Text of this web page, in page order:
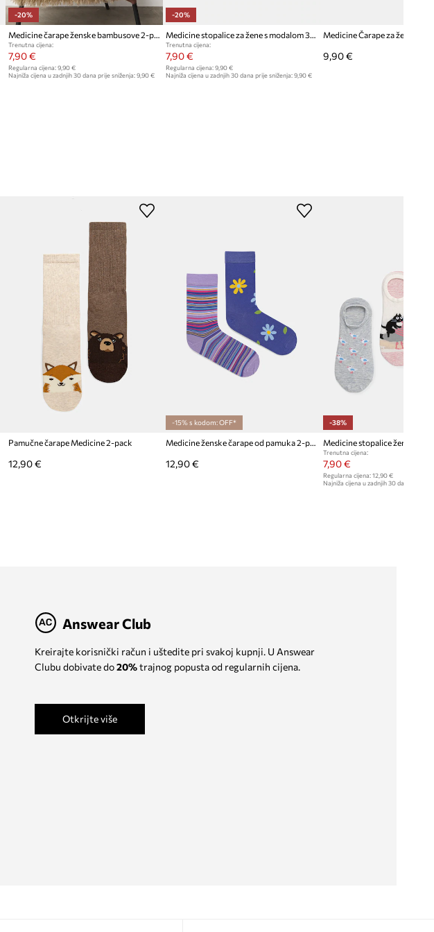
-20%
Medicine čarape ženske bambusove 2-pack
Trenutna cijena:
7,90 €
Regularna cijena: 9,90 €
Najniža cijena u zadnjih 30 dana prije sniženja: 9,90 €
-20%
Medicine stopalice za žene s modalom 3-pack
Trenutna cijena:
7,90 €
Regularna cijena:9,90 €
Najniža cijena u zadnjih 30 dana prije sniženja:9,90 €
Medicine Čarape za žene 2-
9,90 €
Pamučne čarape Medicine 2-pack
12,90 €
-15% s kodom: OFF*
Medicine ženske čarape od pamuka 2-pack
12,90 €
-38%
Medicine stopalice ženske 3-
Trenutna cijena:
7,90 €
Regularna cijena: 12,90 €
Najniža cijena u zadnjih 30 dana prije
Answear Club
Kreirajte korisnički račun i uštedite pri svakoj kupnji. U Answear
Clubu dobivate do20%trajnog popusta od regularnih cijena.
Otkrijte više